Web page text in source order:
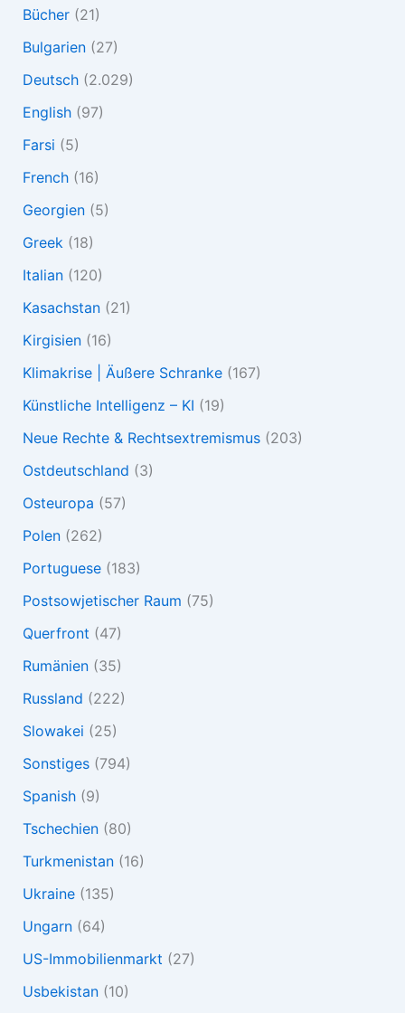
Bücher(21)
Bulgarien(27)
Deutsch(2.029)
English(97)
Farsi (5)
French(16)
Georgien(5)
Greek (18)
Italian(120)
Kasachstan(21)
Kirgisien(16)
Klimakrise | Äußere Schranke(167)
Künstliche Intelligenz – KI (19)
Neue Rechte & Rechtsextremismus(203)
Ostdeutschland (3)
Osteuropa (57)
Polen(262)
Portuguese(183)
Postsowjetischer Raum (75)
Querfront (47)
Rumänien(35)
Russland (222)
Slowakei (25)
Sonstiges(794)
Spanish(9)
Tschechien(80)
Turkmenistan(16)
Ukraine(135)
Ungarn(64)
US-Immobilienmarkt (27)
Usbekistan(10)